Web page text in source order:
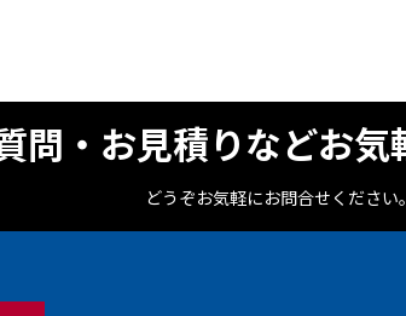
問・お見積りなどお気
どうぞお気軽にお問合せください。